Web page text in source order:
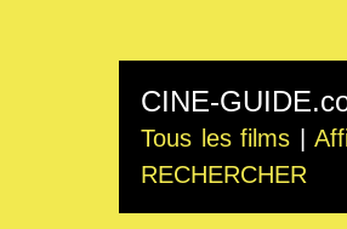
CINE-
Tous les films
RECHERCHER